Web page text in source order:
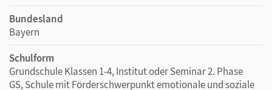
Bundesland
Bayern
Schulform
Grundschule Klassen 1-4, Institut oder Seminar 2. Phase
GS, Schule mit Förderschwerpunkt emotionale und soziale